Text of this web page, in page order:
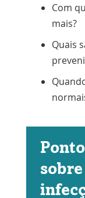
Com
mais?
Quais